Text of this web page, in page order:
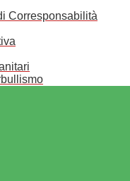
Corresponsabilità